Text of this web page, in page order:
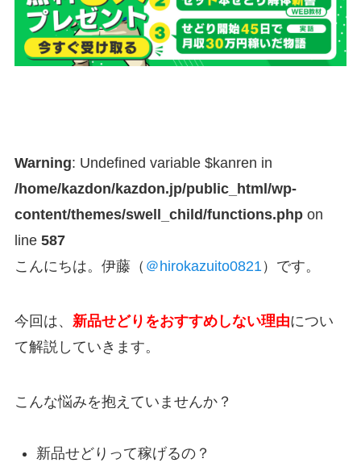
Warning: Undefined variable $kanren in
/home/kazdon/kazdon.jp/public_html/wp-
content/themes/swell_child/functions.phpon
line 587
こんにちは。伊藤（ ＠hirokazuito0821）です。
今回は、 新品せどりをおすすめしない理由につい
て解説していきます。
こんな悩みを抱えていませんか？
新品せどりって稼げるの？